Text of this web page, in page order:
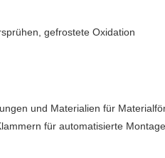
gefrostete Oxidation
und Materialien für
für automatisierte